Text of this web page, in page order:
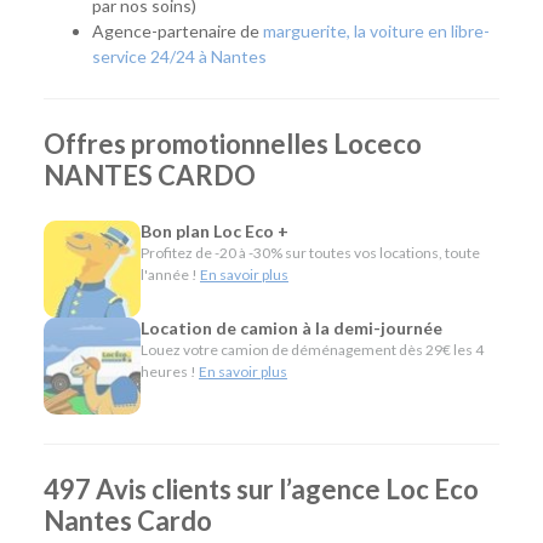
Quel véhicule choisir ?
Citadines et compactes pour les déplacements du
quotidien.
Routières, SUV et monospaces pour les vacances ou
les longs trajets.
Minibus pour voyager en groupe.
Utilitaires de différentes capacités pour un
déménagement, des travaux ou le transport de
matériel.
L'esprit Loc Eco
Nantes Cardo partage cette même philosophie en offrant
un large choix de véhicules, des services pratiques comme la
par nos soins)
Agence-partenaire demarguerite, la voiture en libre-
service 24/24 à Nantes
Offres promotionnelles Loceco
NANTES CARDO
Bon plan Loc Eco +
Profitez de -20 à -30% sur toutes vos locations, toute
l'année ! En savoir plus
Location de camion à la demi-journée
Louez votre camion de déménagement dès 29€ les 4
heures ! En savoir plus
497 Avis clients sur l’agence Loc Eco
Nantes Cardo